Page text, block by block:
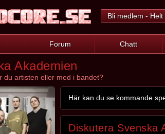
Bli medlem - Helt
Forum Chatt
Akademien
du artisten eller med i bandet?
Här kan du se kommande
Diskutera Svenska